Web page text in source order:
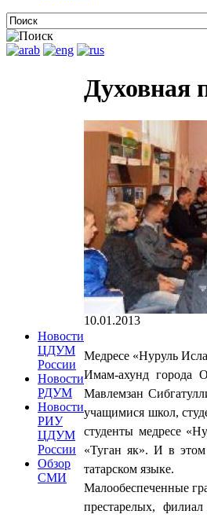
Новости
ЦДУМ
России
Новости
РДУМ
Новости
РИУ
ЦДУМ
России
Обзор
СМИ
Духовная
10.01.2013
Медресе «Нуруль
Имам-ахунд города
Мавлемзан
учащимися школ,
студенты медресе
«Туган як». И в этом
татарском языке.
Малообеспеченные
престарелых,